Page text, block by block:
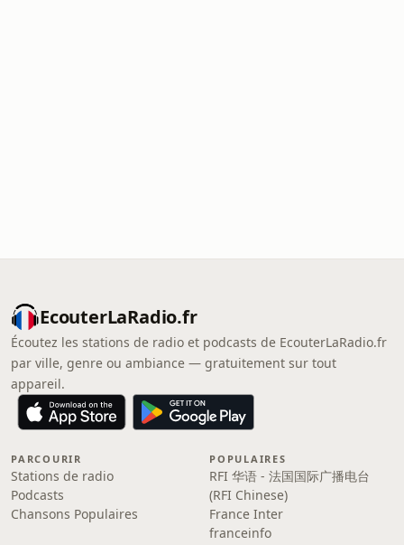
EcouterLaRadio.fr
Écoutez les stations de radio et podcasts de EcouterLaRadio.fr
par ville, genre ou ambiance — gratuitement sur tout
appareil.
PARCOURIR
Stations de radio
Podcasts
Chansons Populaires
POPULAIRES
RFI 华语 - 法国国际广播电台
(RFI Chinese)
France Inter
franceinfo